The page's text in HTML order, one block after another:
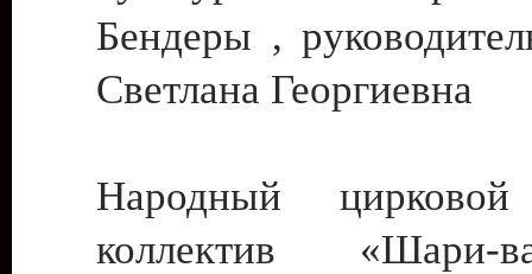
Бендеры ,
Светлана Георгиевна
Народный цирковой
коллектив